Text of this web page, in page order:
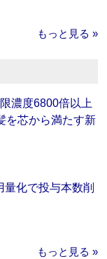
もっと見る »
濃度6800倍以上
を芯から満たす新
量化で投与本数削
もっと見る »